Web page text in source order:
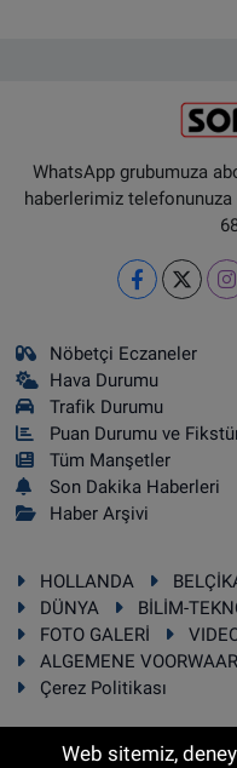
WhatsApp grubumuza
haberlerimiz telefonunuza
Nöbetçi Eczaneler
Hava Durumu
Trafik Durumu
Puan Durumu ve
Tüm Manşetler
Son Dakika Haberleri
Haber Arşivi
HOLLANDA
DÜNYA
BİLİM-
FOTO GALERİ
ALGEMENE
Çerez Politikası
Web sitemiz,